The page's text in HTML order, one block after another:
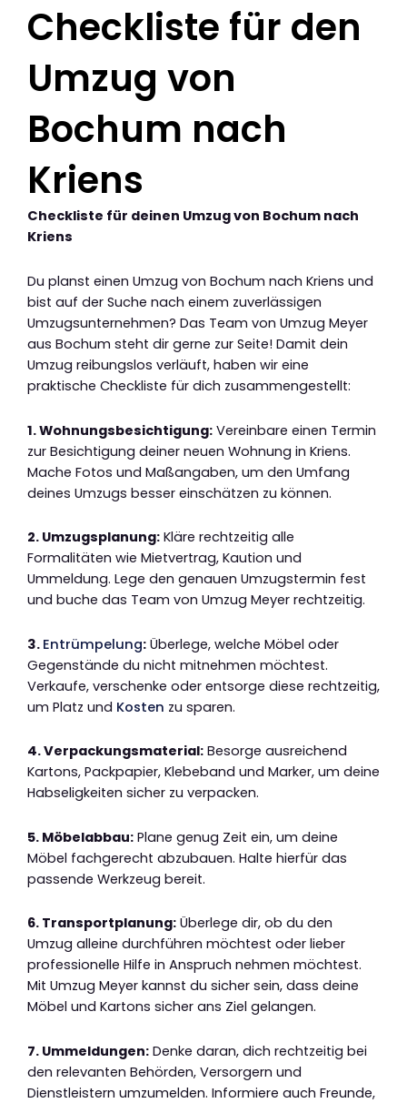
Checkliste für den
Umzug von
Bochum nach
Kriens
Checkliste für deinen Umzug von Bochum nach
Kriens
Du planst einen Umzug von Bochum nach Kriens und
bist auf der Suche nach einem zuverlässigen
Umzugsunternehmen? Das Team von Umzug Meyer
aus Bochum steht dir gerne zur Seite! Damit dein
Umzug reibungslos verläuft, haben wir eine
praktische Checkliste für dich zusammengestellt:
1. Wohnungsbesichtigung: Vereinbare einen Termin
zur Besichtigung deiner neuen Wohnung in Kriens.
Mache Fotos und Maßangaben, um den Umfang
deines Umzugs besser einschätzen zu können.
2. Umzugsplanung: Kläre rechtzeitig alle
Formalitäten wie Mietvertrag, Kaution und
Ummeldung. Lege den genauen Umzugstermin fest
und buche das Team von Umzug Meyer rechtzeitig.
3. Entrümpelung: Überlege, welche Möbel oder
Gegenstände du nicht mitnehmen möchtest.
Verkaufe, verschenke oder entsorge diese rechtzeitig,
um Platz und Kosten zu sparen.
4. Verpackungsmaterial: Besorge ausreichend
Kartons, Packpapier, Klebeband und Marker, um deine
Habseligkeiten sicher zu verpacken.
5. Möbelabbau: Plane genug Zeit ein, um deine
Möbel fachgerecht abzubauen. Halte hierfür das
passende Werkzeug bereit.
6. Transportplanung: Überlege dir, ob du den
Umzug alleine durchführen möchtest oder lieber
professionelle Hilfe in Anspruch nehmen möchtest.
Mit Umzug Meyer kannst du sicher sein, dass deine
Möbel und Kartons sicher ans Ziel gelangen.
7. Ummeldungen: Denke daran, dich rechtzeitig bei
den relevanten Behörden, Versorgern und
Dienstleistern umzumelden. Informiere auch Freunde,